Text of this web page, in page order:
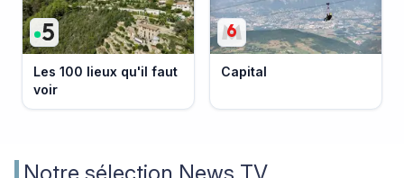
Les 100 lieux qu'il faut
voir
Capital